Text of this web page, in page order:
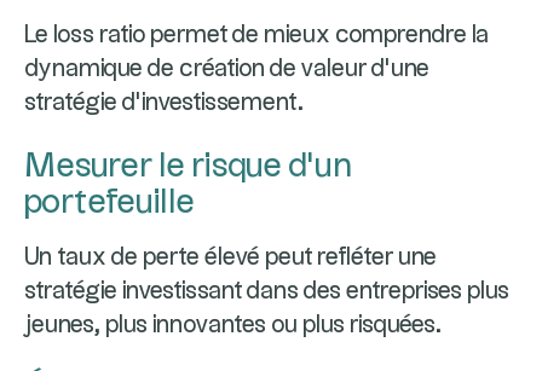
Le loss ratio permet de mieux comprendre la
dynamique de création de valeur d'une
stratégie d'investissement.
Mesurer le risque d’un
portefeuille
Un taux de perte élevé peut refléter une
stratégie investissant dans des entreprises plus
jeunes, plus innovantes ou plus risquées.